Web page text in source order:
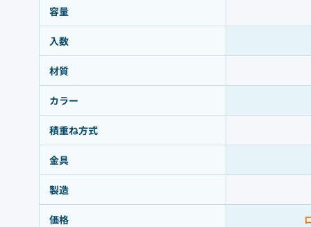
容量
入数
材質
カラー
積重ね方式
金具
製造
価格